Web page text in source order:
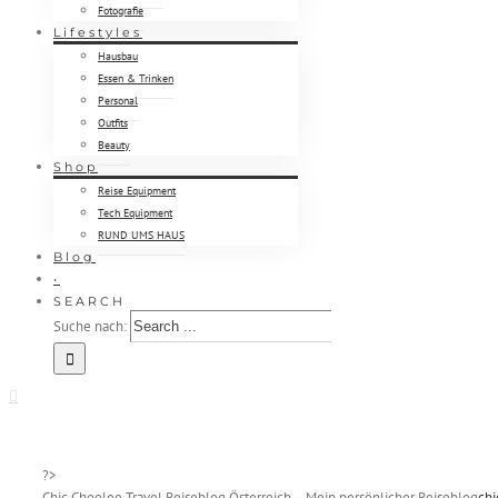
Fotografie
Lifestyles
Hausbau
Essen & Trinken
Personal
Outfits
Beauty
Shop
Reise Equipment
Tech Equipment
RUND UMS HAUS
Blog
•
SEARCH
Suche nach:
?>